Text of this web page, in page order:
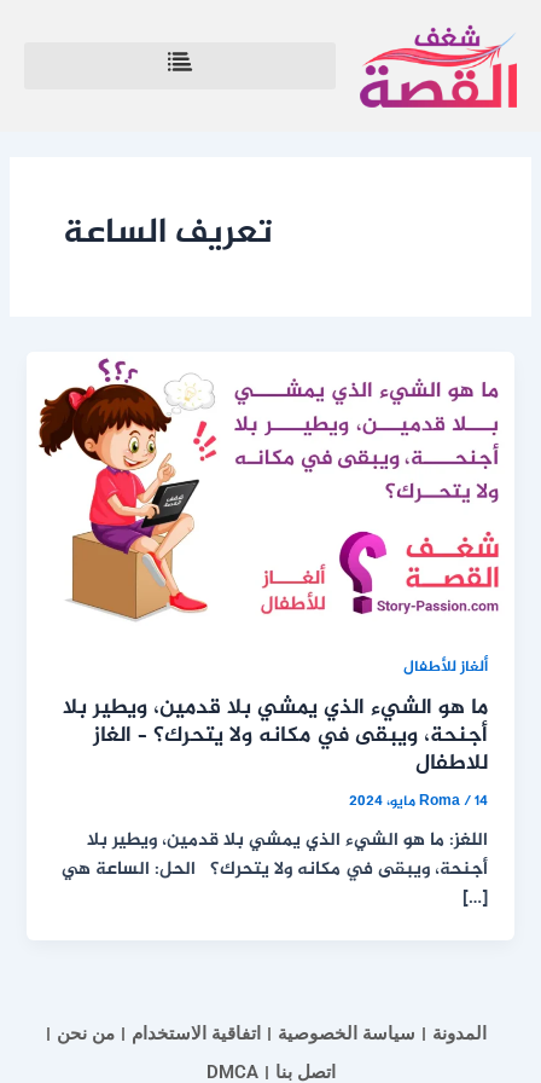
إلى
المحتوى
تعريف الساعة
ألغاز للأطفال
ما هو الشيء الذي يمشي بلا قدمين، ويطير بلا
أجنحة، ويبقى في مكانه ولا يتحرك؟ – الغاز
للاطفال
Roma/14 مايو، 2024
اللغز: ما هو الشيء الذي يمشي بلا قدمين، ويطير بلا
أجنحة، ويبقى في مكانه ولا يتحرك؟ الحل: الساعة هي
[…]
المدونة سياسة الخصوصية اتفاقية الاستخدام
من نحن
اتصل بنا
DMCA